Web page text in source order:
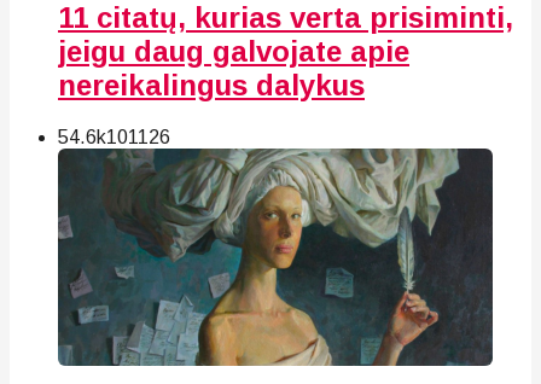
11 citatų, kurias verta prisiminti,
jeigu daug galvojate apie
nereikalingus dalykus
54.6k101 126